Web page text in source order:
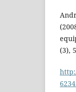
(3),